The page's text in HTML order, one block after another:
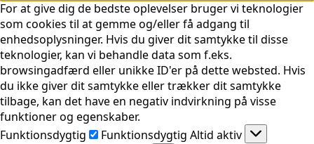
For at give dig de bedste oplevelser bruger vi teknologier
som cookies til at gemme og/eller få adgang til
enhedsoplysninger. Hvis du giver dit samtykke til disse
teknologier, kan vi behandle data som f.eks.
browsingadfærd eller unikke ID'er på dette websted. Hvis
du ikke giver dit samtykke eller trækker dit samtykke
tilbage, kan det have en negativ indvirkning på visse
funktioner og egenskaber.
Funktionsdygtig
Funktionsdygtig Altid aktiv